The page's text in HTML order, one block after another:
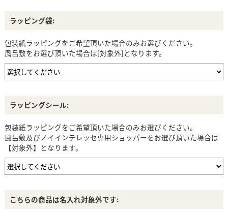
ラッピング袋:
包装紙ラッピングをご希望頂いた場合のみお選びください。
風呂敷をお選び頂いた場合は[対象外]となります。
ラッピングシール:
包装紙ラッピングをご希望頂いた場合のみお選びください。
風呂敷及びノイインテレッセ専用ショッパーをお選び頂いた場合は
【対象外】となります。
こちらの商品は名入れ対象外です: